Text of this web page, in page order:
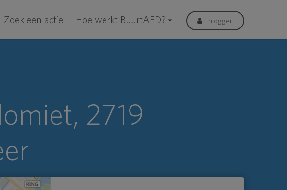
Zoek een actie Hoe werkt BuurtAED? Inloggen
2719